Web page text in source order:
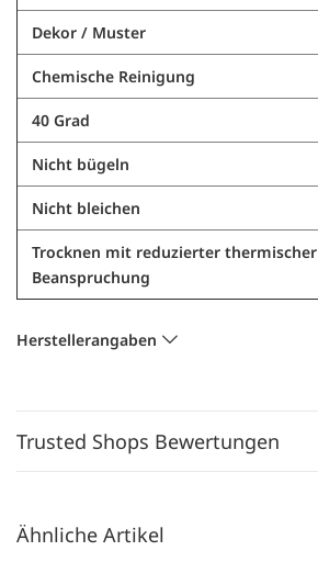
Dekor / Muster
Chemische Reinigung
40 Grad
Nicht bügeln
Nicht bleichen
Trocknen mit reduzierter thermischer
Beanspruchung
Herstellerangaben
Trusted Shops Bewertungen
Ähnliche Artikel